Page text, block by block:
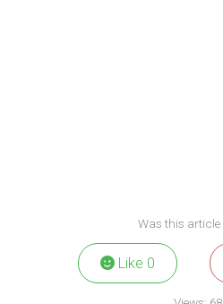
Was this article
Like 0